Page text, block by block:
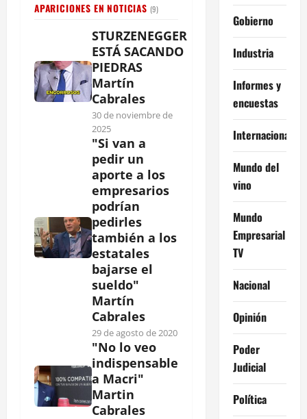
APARICIONES EN NOTICIAS (9)
STURZENEGGER
ESTÁ SACANDO
PIEDRAS
Martín
Cabrales
30 de noviembre de
2025
"Si van a
pedir un
aporte a los
empresarios
podrían
pedirles
también a los
estatales
bajarse el
sueldo"
Martín
Cabrales
29 de agosto de 2020
"No lo veo
indispensable
a Macri"
Martin
Cabrales
Gobierno
Industria
Informes y
encuestas
Internacional
Mundo del
vino
Mundo
Empresarial
TV
Nacional
Opinión
Poder
Judicial
Política